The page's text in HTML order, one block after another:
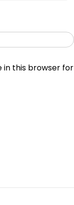
in this browser for